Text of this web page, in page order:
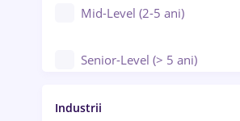
Mid-Level (2-5 ani)
Senior-Level (> 5 ani)
Manager / Executiv
Industrii